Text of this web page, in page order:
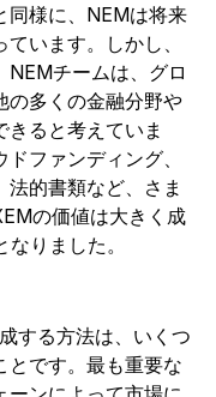
同様に、NEMは将来
います。しかし、
チームは、グロ
の多くの金融分野や
きると考えていま
ファンディング、
的書類など、さま
の価値は大きく成
りました。
する方法は、いくつ
とです。最も重要な